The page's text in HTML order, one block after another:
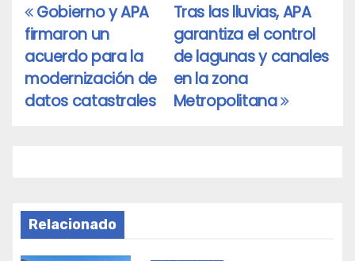
Navegación
de
entradas
Tras las lluvias, APA
garantiza el control
de lagunas y canales
en la zona
Metropolitana
Gobierno y APA
firmaron un
acuerdo para la
modernización de
datos catastrales
Relacionado